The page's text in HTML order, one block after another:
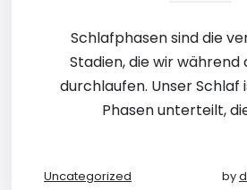
Schlafphasen sind die
Stadien, die wir während
durchlaufen. Unser Schlaf
Phasen unterteilt,
Uncategorized by